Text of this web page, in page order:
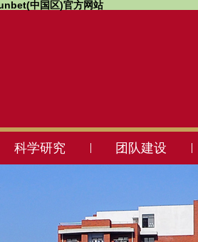
中国区)官方网站
科学研究 团队建设